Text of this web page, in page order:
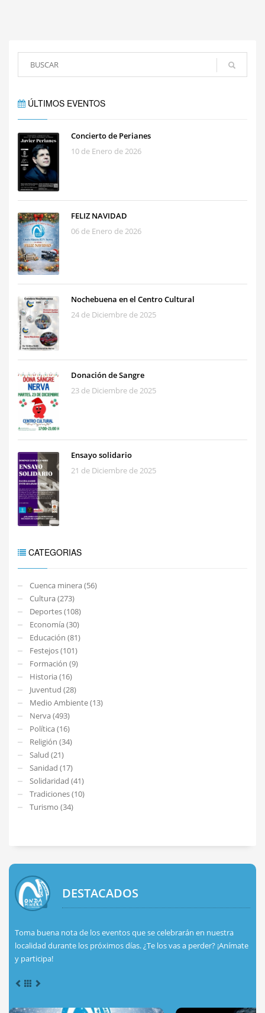
ÚLTIMOS EVENTOS
Concierto de Perianes
10 de Enero de 2026
FELIZ NAVIDAD
06 de Enero de 2026
Nochebuena en el Centro Cultural
24 de Diciembre de 2025
Donación de Sangre
23 de Diciembre de 2025
Ensayo solidario
21 de Diciembre de 2025
CATEGORIAS
Cuenca minera (56)
Cultura (273)
Deportes (108)
Economía (30)
Educación (81)
Festejos (101)
Formación (9)
Historia (16)
Juventud (28)
Medio Ambiente (13)
Nerva (493)
Política (16)
Religión (34)
Salud (21)
Sanidad (17)
Solidaridad (41)
Tradiciones (10)
Turismo (34)
DESTACADOS
Toma buena nota de los eventos que se celebrarán en nuestra
localidad durante los próximos días. ¿Te los vas a perder? ¡Anímate
y participa!